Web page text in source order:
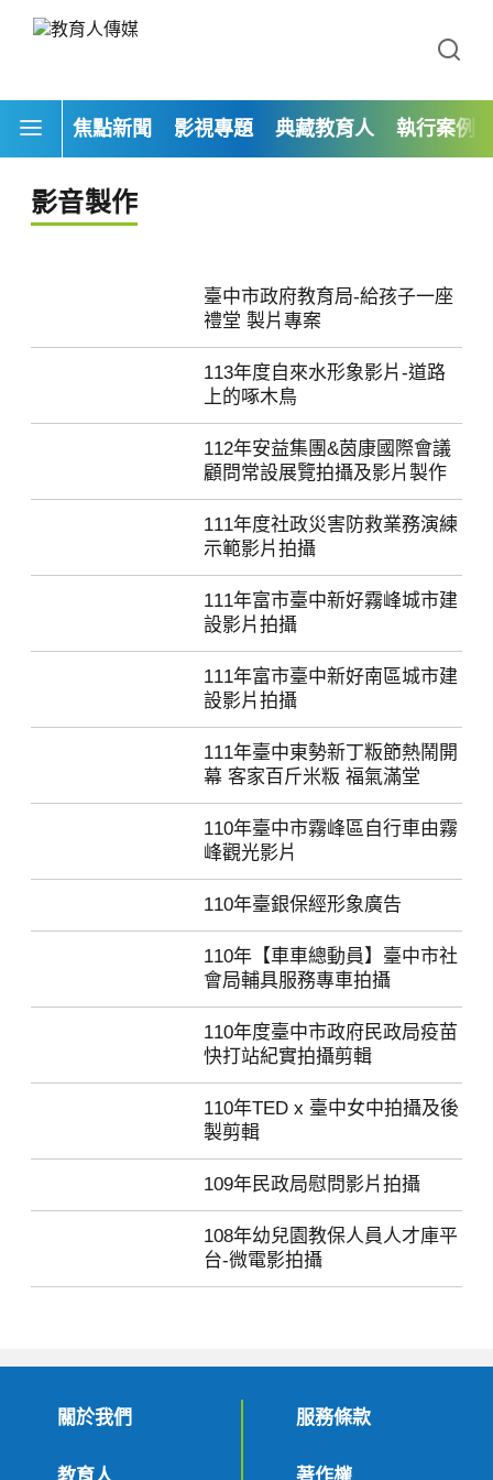
焦點新聞 影視專題 典藏教育人 執行案例
影音製作
臺中市政府教育局-給孩子一座
禮堂 製片專案
113年度自來水形象影片-道路
上的啄木鳥
112年安益集團&茵康國際會議
顧問常設展覽拍攝及影片製作
111年度社政災害防救業務演練
示範影片拍攝
111年富市臺中新好霧峰城市建
設影片拍攝
111年富市臺中新好南區城市建
設影片拍攝
111年臺中東勢新丁粄節熱鬧開
幕 客家百斤米粄 福氣滿堂
110年臺中市霧峰區自行車由霧
峰觀光影片
110年臺銀保經形象廣告
110年【車車總動員】臺中市社
會局輔具服務專車拍攝
110年度臺中市政府民政局疫苗
快打站紀實拍攝剪輯
110年TED x 臺中女中拍攝及後
製剪輯
109年民政局慰問影片拍攝
108年幼兒園教保人員人才庫平
台-微電影拍攝
關於我們 服務條款